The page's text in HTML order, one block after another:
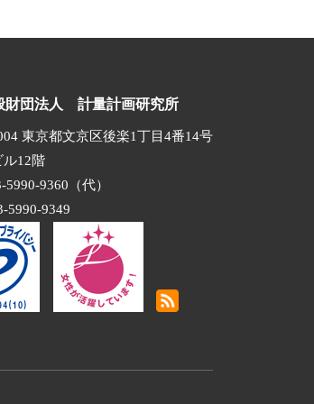
財団法人 計量計画研究所
東京都文京区後楽1丁目4番14号
ル12階
5990-9360（代）
5990-9349